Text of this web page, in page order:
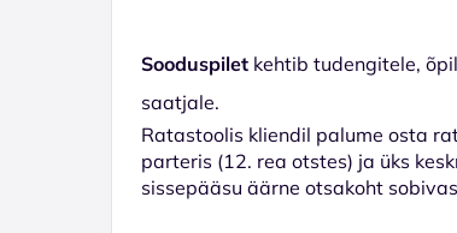
Sooduspilet kehtib tudengitele,
saatjale.
Ratastoolis kliendil palume osta
parteris (12. rea otstes) ja üks
sissepääsu äärne otsakoht